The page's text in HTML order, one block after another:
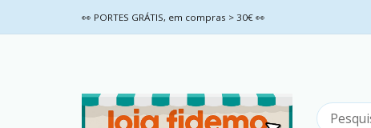
👀 PORTES GRÁTIS, em compras > 30€ 👀